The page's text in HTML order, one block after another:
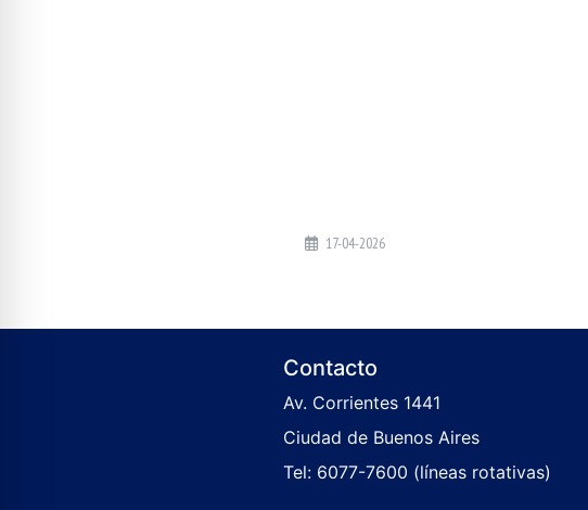
17-04-2026
Contacto
Av. Corrientes 1441
Ciudad de Buenos Aires
Tel: 6077-7600 (líneas rotativas)